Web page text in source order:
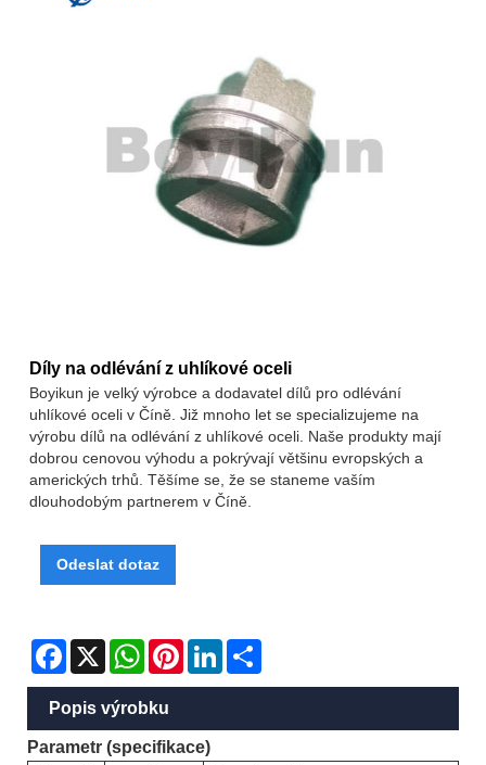
Díly na odlévání z uhlíkové oceli
Boyikun je velký výrobce a dodavatel dílů pro odlévání
uhlíkové oceli v Číně. Již mnoho let se specializujeme na
výrobu dílů na odlévání z uhlíkové oceli. Naše produkty mají
dobrou cenovou výhodu a pokrývají většinu evropských a
amerických trhů. Těšíme se, že se staneme vaším
dlouhodobým partnerem v Číně.
Odeslat dotaz
Facebook
X WhatsAppPinterestLinkedIn
Popis výrobku
Parametr (specifikace)